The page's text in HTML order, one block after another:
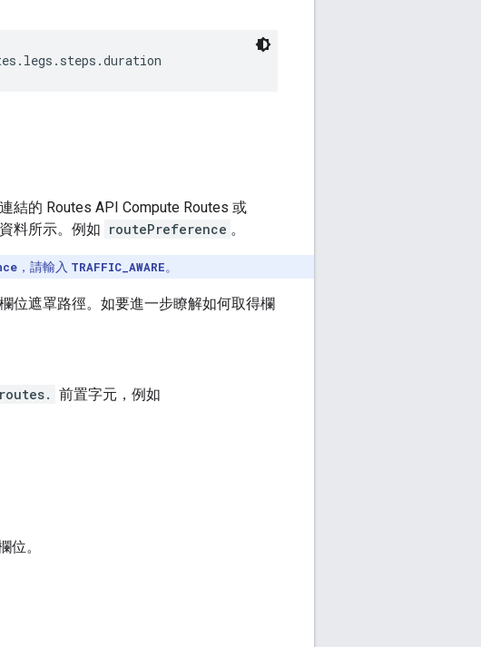
結的 Routes API Compute Routes 或
料所示。例如 routePreference 。
，請輸入 TRAFFIC_AWARE。
位遮罩路徑。如要進一步瞭解如何取得欄
routes. 前置字元，例如
位。